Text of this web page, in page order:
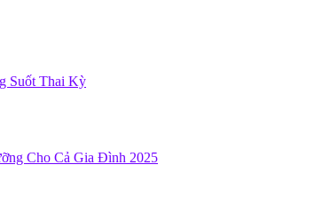
Suốt Thai Kỳ
Cho Cả Gia Đình 2025